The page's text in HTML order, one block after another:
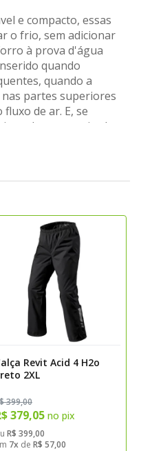
e compacto, essas
o frio, sem adicionar
à prova d'água
quando
quando a
partes superiores
de ar. E, se
podem ser retirados e
situações.
correspondente.
contra o frio.
controle de
2.
CE Nível 1.
Revit Acid 4 H2o
2XL
399,00
379,05 no pix
R$ 399,00
7x de R$ 57,00